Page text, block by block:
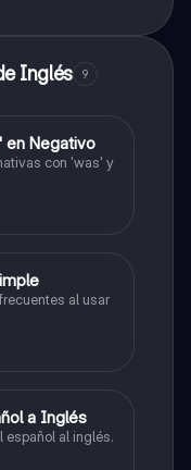
Inglés 9
en Negativo
con 'was' y
al usar
a Inglés
español al inglés.